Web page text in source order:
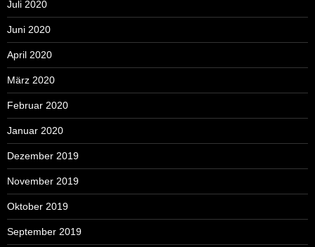
Juli 2020
Juni 2020
April 2020
März 2020
Februar 2020
Januar 2020
Dezember 2019
November 2019
Oktober 2019
September 2019